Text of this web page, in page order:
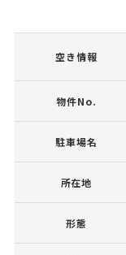
空き情報
物件No.
駐車場名
所在地
形態